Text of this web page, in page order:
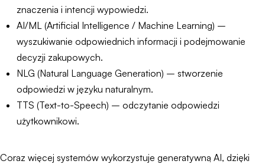
znaczenia i intencji wypowiedzi.
AI/ML (Artificial Intelligence / Machine Learning) –
wyszukiwanie odpowiednich informacji i podejmowanie
decyzji zakupowych.
NLG (Natural Language Generation) – stworzenie
odpowiedzi w języku naturalnym.
TTS (Text-to-Speech) – odczytanie odpowiedzi
użytkownikowi.
Coraz więcej systemów wykorzystuje generatywną AI, dzięki